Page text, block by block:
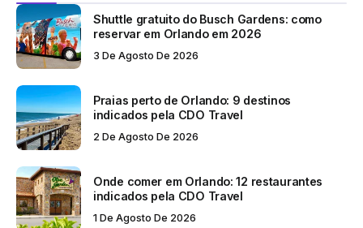
Shuttle gratuito do Busch Gardens: como
reservar em Orlando em 2026
3 De Agosto De 2026
Praias perto de Orlando: 9 destinos
indicados pela CDO Travel
2 De Agosto De 2026
Onde comer em Orlando: 12 restaurantes
indicados pela CDO Travel
1 De Agosto De 2026